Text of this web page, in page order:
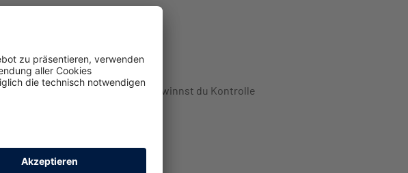
Spaß und motiviert.
Ernährung und Bewegung gewinnst du Kontrolle
deine Lebensqualität.